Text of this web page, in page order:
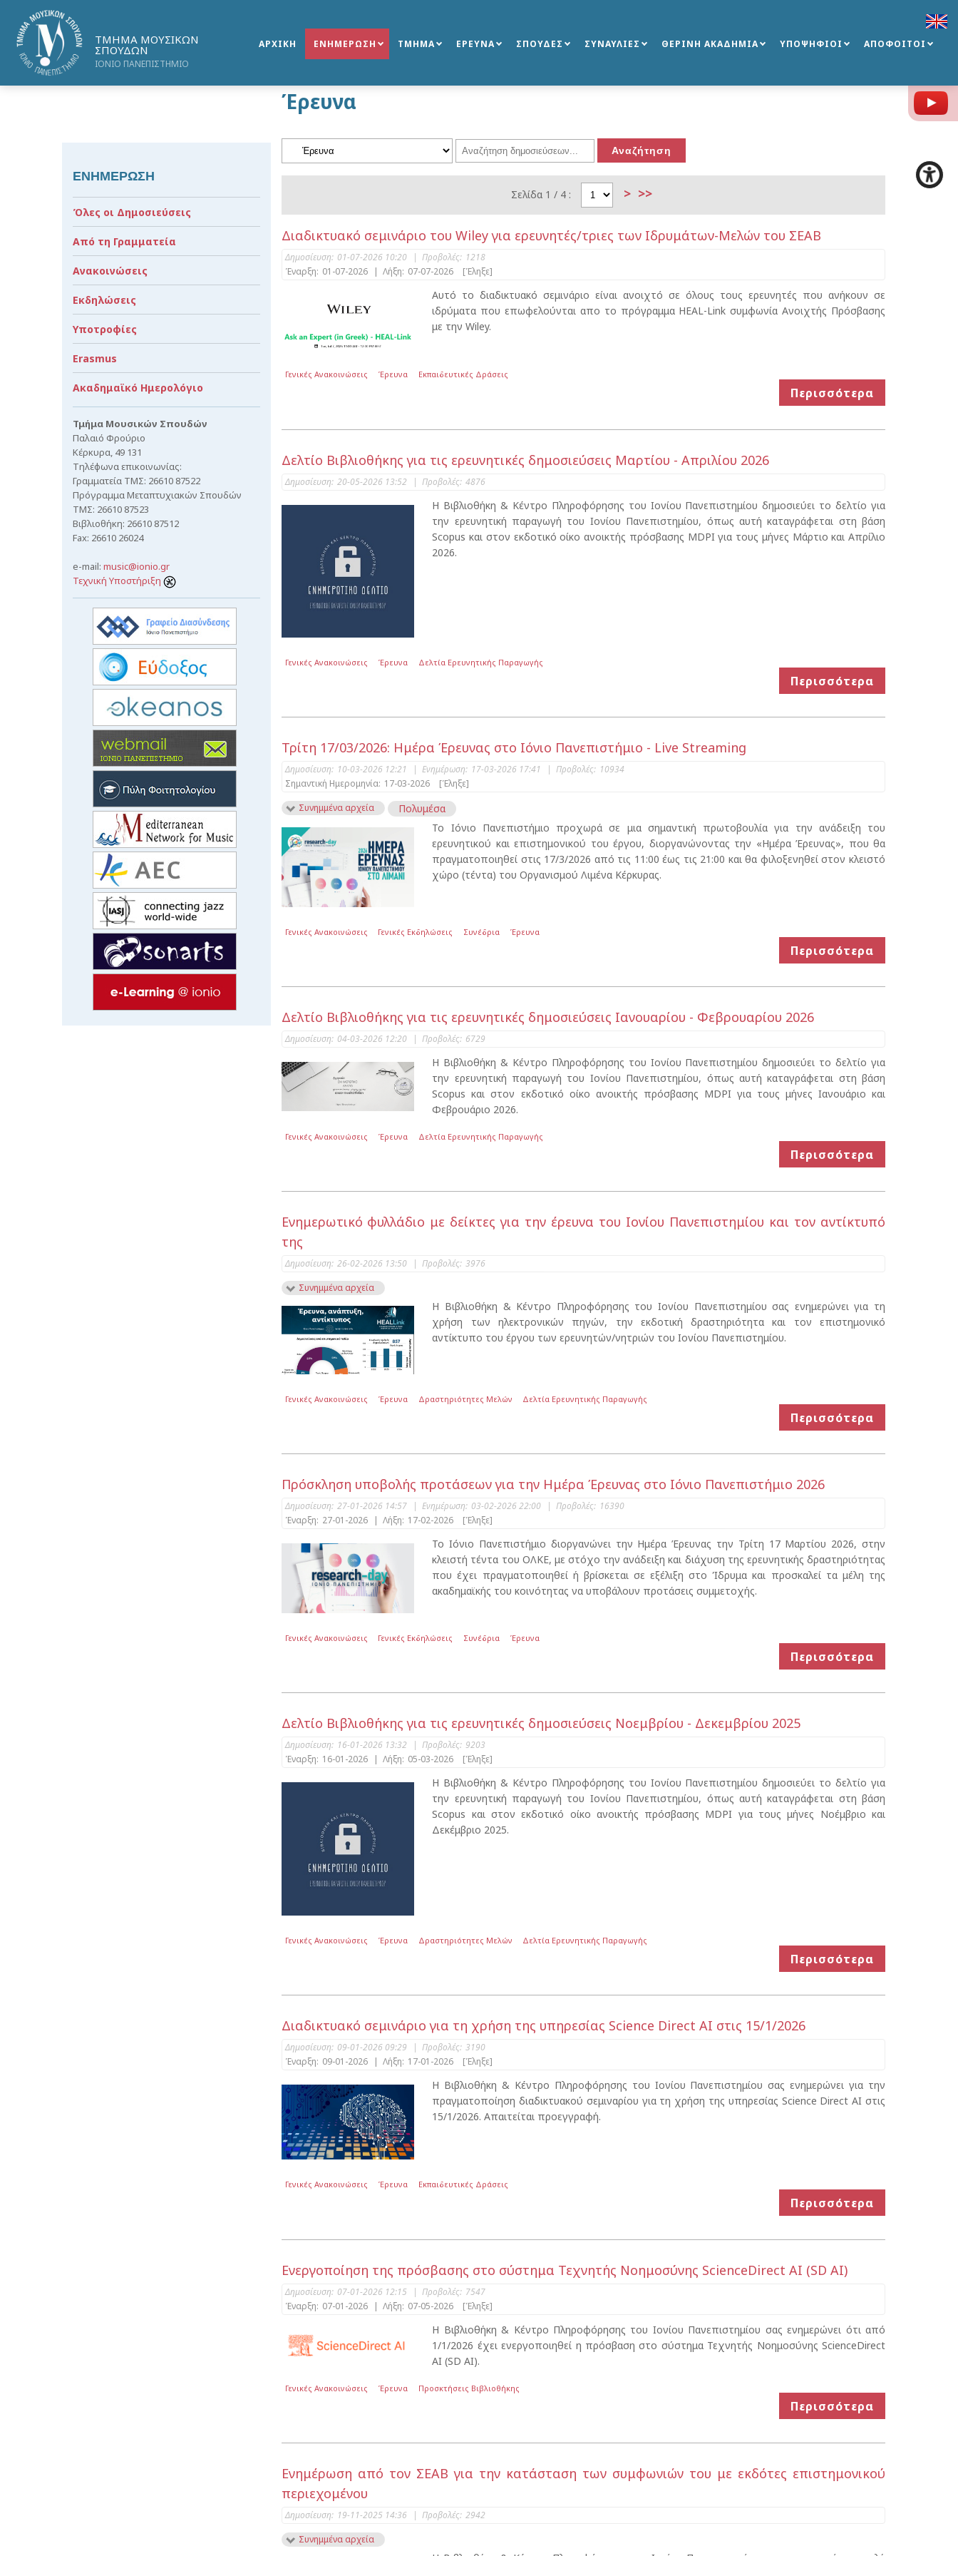
ΤΜΗΜΑ ΜΟΥΣΙΚΩΝ
ΣΠΟΥΔΩΝ
ΙΟΝΙΟ ΠΑΝΕΠΙΣΤΗΜΙΟ
ΑΡΧΙΚΗ ΕΝΗΜΕΡΩΣΗ ΤΜΗΜΑ ΕΡΕΥΝΑ ΣΠΟΥΔΕΣ ΣΥΝΑΥΛΙΕΣ ΘΕΡΙΝΗ ΑΚΑΔΗΜΙΑ ΥΠΟΨΗΦΙΟΙ ΑΠΟΦΟΙΤΟΙ
Έρευνα
Σελίδα 1 / 4 : > >>
Διαδικτυακό σεμινάριο του Wiley για ερευνητές/τριες των Ιδρυμάτων-Μελών του ΣΕΑΒ
Δημοσίευση: 01-07-2026 10:20 | Προβολές: 1218
Έναρξη: 01-07-2026 | Λήξη: 07-07-2026 [Έληξε]
Αυτό το διαδικτυακό σεμινάριο είναι ανοιχτό σε όλους τους ερευνητές που ανήκουν σε
ιδρύματα που επωφελούνται απο το πρόγραμμα HEAL-Link συμφωνία Ανοιχτής Πρόσβασης
με την Wiley.
Γενικές Ανακοινώσεις Έρευνα Εκπαιδευτικές Δράσεις
Περισσότερα
Δελτίο Βιβλιοθήκης για τις ερευνητικές δημοσιεύσεις Μαρτίου - Απριλίου 2026
Δημοσίευση: 20-05-2026 13:52 | Προβολές: 4876
Η Βιβλιοθήκη & Κέντρο Πληροφόρησης του Ιονίου Πανεπιστημίου δημοσιεύει το δελτίο για
την ερευνητική παραγωγή του Ιονίου Πανεπιστημίου, όπως αυτή καταγράφεται στη βάση
Scopus και στον εκδοτικό οίκο ανοικτής πρόσβασης MDPI για τους μήνες Μάρτιο και Απρίλιο
2026.
Γενικές Ανακοινώσεις Έρευνα Δελτία Ερευνητικής Παραγωγής
Περισσότερα
Τρίτη 17/03/2026: Ημέρα Έρευνας στο Ιόνιο Πανεπιστήμιο - Live Streaming
Δημοσίευση: 10-03-2026 12:21 Ενημέρωση: 17-03-2026 17:41 Προβολές: 10934
Σημαντική Ημερομηνία: 17-03-2026
[Έληξε]
Συνημμένα αρχεία
Πολυμέσα
Το Ιόνιο Πανεπιστήμιο προχωρά σε μια σημαντική πρωτοβουλία για την ανάδειξη του
ερευνητικού και επιστημονικού του έργου, διοργανώνοντας την «Ημέρα Έρευνας», που θα
πραγματοποιηθεί στις 17/3/2026 από τις 11:00 έως τις 21:00 και θα φιλοξενηθεί στον κλειστό
χώρο (τέντα) του Οργανισμού Λιμένα Κέρκυρας.
Γενικές Ανακοινώσεις Γενικές Εκδηλώσεις Συνέδρια Έρευνα
Περισσότερα
Δελτίο Βιβλιοθήκης για τις ερευνητικές δημοσιεύσεις Ιανουαρίου - Φεβρουαρίου 2026
Δημοσίευση: 04-03-2026 12:20 | Προβολές: 6729
Η Βιβλιοθήκη & Κέντρο Πληροφόρησης του Ιονίου Πανεπιστημίου δημοσιεύει το δελτίο για
την ερευνητική παραγωγή του Ιονίου Πανεπιστημίου, όπως αυτή καταγράφεται στη βάση
Scopus και στον εκδοτικό οίκο ανοικτής πρόσβασης MDPI για τους μήνες Ιανουάριο και
Φεβρουάριο 2026.
Γενικές Ανακοινώσεις Έρευνα Δελτία Ερευνητικής Παραγωγής
Περισσότερα
Ενημερωτικό φυλλάδιο με δείκτες για την έρευνα του Ιονίου Πανεπιστημίου και τον αντίκτυπό
της
Δημοσίευση: 26-02-2026 13:50 | Προβολές: 3976
Συνημμένα αρχεία
Η Βιβλιοθήκη & Κέντρο Πληροφόρησης του Ιονίου Πανεπιστημίου σας ενημερώνει για τη
χρήση των ηλεκτρονικών πηγών, την εκδοτική δραστηριότητα και τον επιστημονικό
αντίκτυπο του έργου των ερευνητών/νητριών του Ιονίου Πανεπιστημίου.
Γενικές Ανακοινώσεις Έρευνα Δραστηριότητες Μελών Δελτία Ερευνητικής Παραγωγής
Περισσότερα
Πρόσκληση υποβολής προτάσεων για την Ημέρα Έρευνας στο Ιόνιο Πανεπιστήμιο 2026
Δημοσίευση: 27-01-2026 14:57 | Ενημέρωση: 03-02-2026 22:00 | Προβολές: 16390
Έναρξη: 27-01-2026 | Λήξη: 17-02-2026 [Έληξε]
Το Ιόνιο Πανεπιστήμιο διοργανώνει την Ημέρα Έρευνας την Τρίτη 17 Μαρτίου 2026, στην
κλειστή τέντα του ΟΛΚΕ, με στόχο την ανάδειξη και διάχυση της ερευνητικής δραστηριότητας
που έχει πραγματοποιηθεί ή βρίσκεται σε εξέλιξη στο Ίδρυμα και προσκαλεί τα μέλη της
ακαδημαϊκής του κοινότητας να υποβάλουν προτάσεις συμμετοχής.
Γενικές Ανακοινώσεις Γενικές Εκδηλώσεις Συνέδρια Έρευνα
Περισσότερα
Δελτίο Βιβλιοθήκης για τις ερευνητικές δημοσιεύσεις Νοεμβρίου - Δεκεμβρίου 2025
Δημοσίευση: 16-01-2026 13:32 Προβολές: 9203
Έναρξη: 16-01-2026 Λήξη: 05-03-2026 [Έληξε]
Η Βιβλιοθήκη & Κέντρο Πληροφόρησης του Ιονίου Πανεπιστημίου δημοσιεύει το δελτίο για
την ερευνητική παραγωγή του Ιονίου Πανεπιστημίου, όπως αυτή καταγράφεται στη βάση
Scopus και στον εκδοτικό οίκο ανοικτής πρόσβασης MDPI για τους μήνες Νοέμβριο και
Δεκέμβριο 2025.
Γενικές Ανακοινώσεις Έρευνα Δραστηριότητες Μελών Δελτία Ερευνητικής Παραγωγής
Περισσότερα
Διαδικτυακό σεμινάριο για τη χρήση της υπηρεσίας Science Direct AI στις 15/1/2026
Δημοσίευση: 09-01-2026 09:29 | Προβολές: 3190
Έναρξη: 09-01-2026 | Λήξη: 17-01-2026 [Έληξε]
Η Βιβλιοθήκη & Κέντρο Πληροφόρησης του Ιονίου Πανεπιστημίου σας ενημερώνει για την
πραγματοποίηση διαδικτυακού σεμιναρίου για τη χρήση της υπηρεσίας Science Direct AI στις
15/1/2026. Απαιτείται προεγγραφή.
Γενικές Ανακοινώσεις Έρευνα Εκπαιδευτικές Δράσεις
Περισσότερα
Eνεργοποίηση της πρόσβασης στο σύστημα Τεχνητής Νοημοσύνης ScienceDirect AI (SD AI)
Δημοσίευση: 07-01-2026 12:15 | Προβολές: 7547
Έναρξη: 07-01-2026 | Λήξη: 07-05-2026 [Έληξε]
Η Βιβλιοθήκη & Κέντρο Πληροφόρησης του Ιονίου Πανεπιστημίου σας ενημερώνει ότι από
1/1/2026 έχει ενεργοποιηθεί η πρόσβαση στο σύστημα Τεχνητής Νοημοσύνης ScienceDirect
AI (SD AI).
Γενικές Ανακοινώσεις Έρευνα Προσκτήσεις Βιβλιοθήκης
Περισσότερα
Ενημέρωση από τον ΣΕΑΒ για την κατάσταση των συμφωνιών του με εκδότες επιστημονικού
περιεχομένου
Δημοσίευση: 19-11-2025 14:36 | Προβολές: 2942
Συνημμένα αρχεία
ΕΝΗΜΕΡΩΣΗ
Όλες οι Δημοσιεύσεις
Από τη Γραμματεία
Ανακοινώσεις
Εκδηλώσεις
Υποτροφίες
Erasmus
Ακαδημαϊκό Ημερολόγιο
Τμήμα Μουσικών Σπουδών
Παλαιό Φρούριο
Κέρκυρα, 49 131
Τηλέφωνα επικοινωνίας:
Γραμματεία ΤΜΣ: 26610 87522
Πρόγραμμα Μεταπτυχιακών Σπουδών
ΤΜΣ: 26610 87523
Βιβλιοθήκη: 26610 87512
Fax: 26610 26024
e-mail: music@ionio.gr
Τεχνική Υποστήριξη